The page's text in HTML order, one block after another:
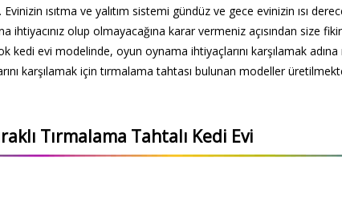
ısıtma ve yalıtım sistemi gündüz ve gece evinizin ısı
ihtiyacınız olup olmayacağına karar vermeniz açısından size
kedi evi modelinde, oyun oynama ihtiyaçlarını karşılamak
karşılamak için tırmalama tahtası bulunan modeller
Tırmalama Tahtalı Kedi Evi